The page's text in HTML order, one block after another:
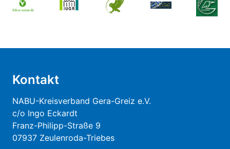
Kontakt
NABU-Kreisverband Gera-Greiz e.V.
c/o Ingo Eckardt
Franz-Philipp-Straße 9
07937 Zeulenroda-Triebes